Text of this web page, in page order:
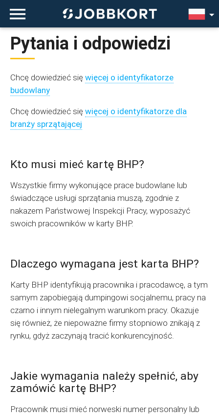
Pytania i odpowiedzi
Chcę dowiedzieć się więcej o identyfikatorze
budowlany
Chcę dowiedzieć się więcej o identyfikatorze dla
branży sprzątającej
Kto musi mieć kartę BHP?
Wszystkie firmy wykonujące prace budowlane lub
świadczące usługi sprzątania muszą, zgodnie z
nakazem Państwowej Inspekcji Pracy, wyposażyć
swoich pracowników w karty BHP.
Dlaczego wymagana jest karta BHP?
Karty BHP identyfikują pracownika i pracodawcę, a tym
samym zapobiegają dumpingowi socjalnemu, pracy na
czarno i innym nielegalnym warunkom pracy. Okazuje
się również, że niepoważne firmy stopniowo znikają z
rynku, gdyż zaczynają tracić konkurencyjność.
Jakie wymagania należy spełnić, aby
zamówić kartę BHP?
Pracownik musi mieć norweski numer personalny lub